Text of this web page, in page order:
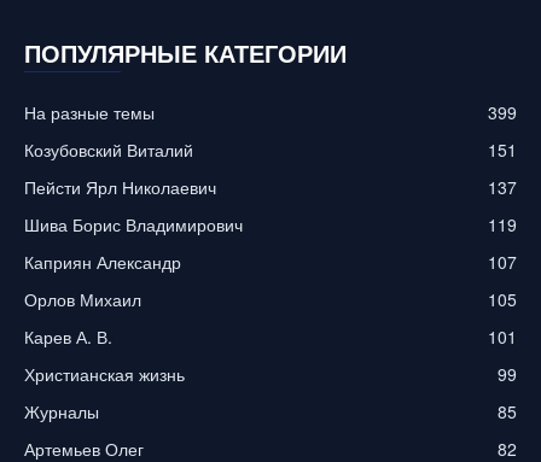
ПОПУЛЯРНЫЕ КАТЕГОРИИ
На разные темы
399
Козубовский Виталий
151
Пейсти Ярл Николаевич
137
Шива Борис Владимирович
119
Каприян Александр
107
Орлов Михаил
105
Карев А. В.
101
Христианская жизнь
99
Журналы
85
Артемьев Олег
82